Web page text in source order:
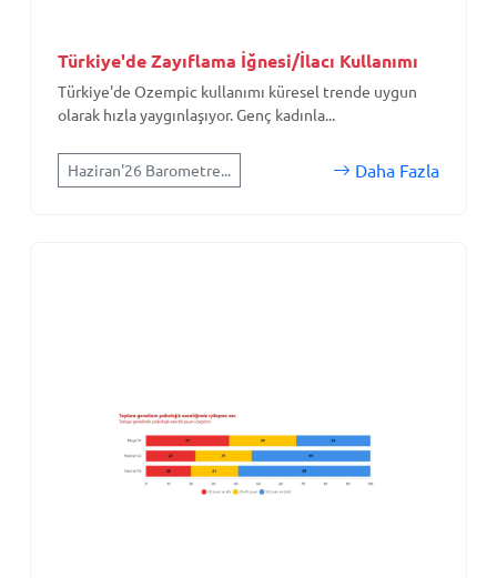
Türkiye'de Zayıflama İğnesi/İlacı Kullanımı
Türkiye'de Ozempic kullanımı küresel trende uygun
olarak hızla yaygınlaşıyor. Genç kadınla...
Haziran'26 Barometre... Daha Fazla